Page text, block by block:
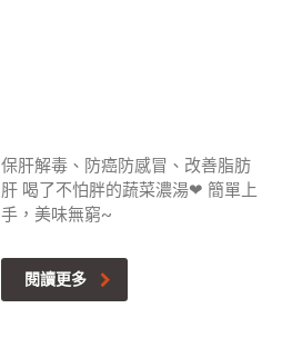
保肝解毒、防癌防感冒、改善脂肪
肝 喝了不怕胖的蔬菜濃湯❤ 簡單上
手，美味無窮~
閱讀更多